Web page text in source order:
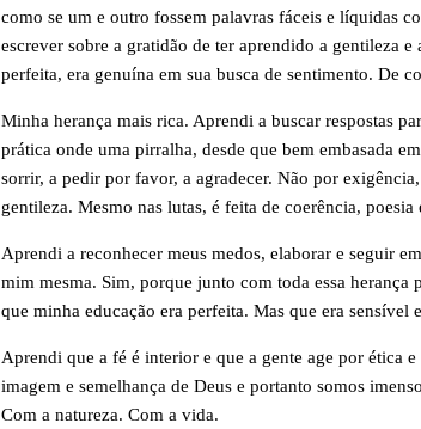
como se um e outro fossem palavras fáceis e líquidas
escrever sobre a gratidão de ter aprendido a gentileza
perfeita, era genuína em sua busca de sentimento. De
Minha herança mais rica. Aprendi a buscar respostas
prática onde uma pirralha, desde que bem embasada
sorrir, a pedir por favor, a agradecer. Não por
gentileza. Mesmo nas lutas, é feita de coerência, poesia
Aprendi a reconhecer meus medos, elaborar e seguir
mim mesma. Sim, porque junto com toda essa
que minha educação era perfeita. Mas que era sensível
Aprendi que a fé é interior e que a gente age por ética
imagem e semelhança de Deus e portanto somos
Com a natureza. Com a vida.